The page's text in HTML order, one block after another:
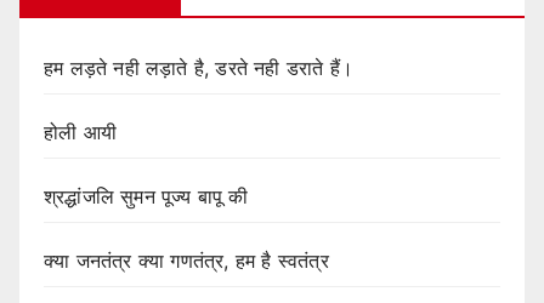
हम लड़ते नही लड़ाते है, डरते नही डराते हैं।
होली आयी
श्रद्धांजलि सुमन पूज्य बापू की
क्या जनतंत्र क्या गणतंत्र, हम है स्वतंत्र